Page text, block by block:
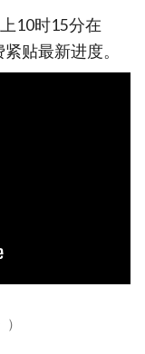
10时15分在
贴最新进度。